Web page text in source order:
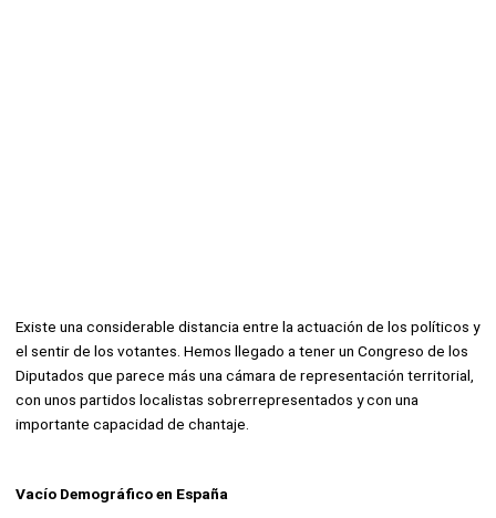
Existe una considerable distancia entre la actuación de los políticos y
el sentir de los votantes. Hemos llegado a tener un Congreso de los
Diputados que parece más una cámara de representación territorial,
con unos partidos localistas sobrerrepresentados y con una
importante capacidad de chantaje.
Vacío Demográfico en España